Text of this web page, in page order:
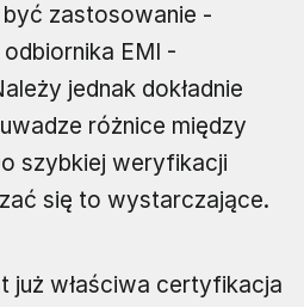
zastosowanie -
EMI -
jednak dokładnie
różnice między
szybkiej weryfikacji
się to wystarczające.
już właściwa certyfikacja